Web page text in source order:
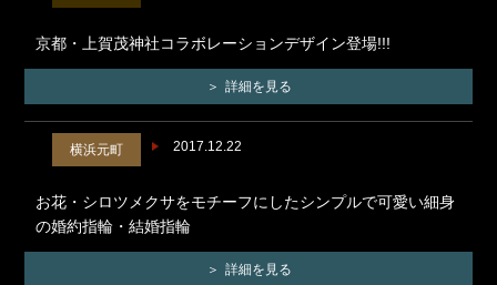
京都・上賀茂神社コラボレーションデザイン登場!!!
詳細を見る
2017.12.22
横浜元町
お花・シロツメクサをモチーフにしたシンプルで可愛い細身
の婚約指輪・結婚指輪
詳細を見る